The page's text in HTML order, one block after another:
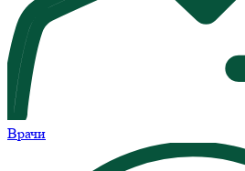
Врачи